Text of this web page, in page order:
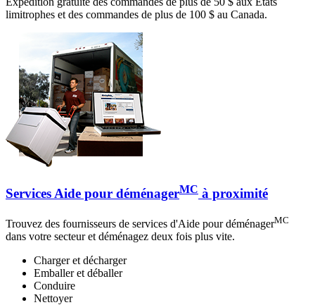
limitrophes et des commandes de plus de 100 $ au Canada.
Services Aide pour déménagerMC à proximité
Trouvez des fournisseurs de services d'Aide pour déménagerMC
dans votre secteur et déménagez deux fois plus vite.
Charger et décharger
Emballer et déballer
Conduire
Nettoyer